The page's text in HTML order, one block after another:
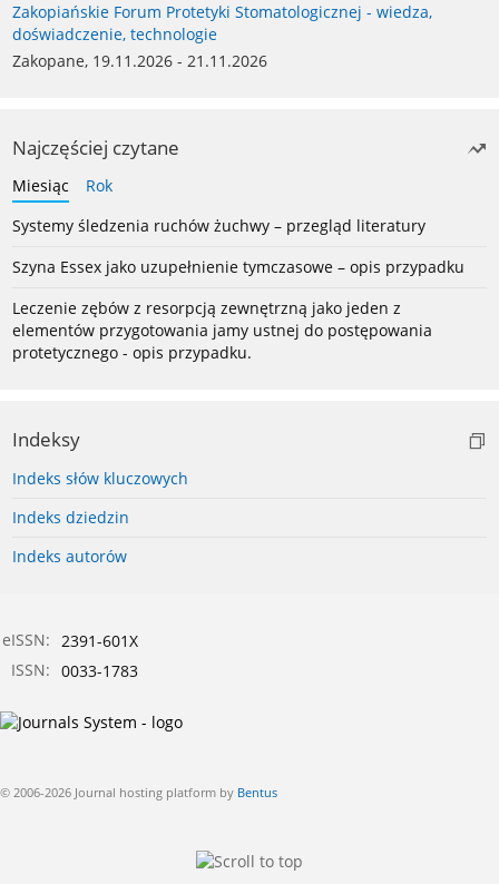
Zakopiańskie Forum Protetyki Stomatologicznej - wiedza,
doświadczenie, technologie
Zakopane, 19.11.2026 - 21.11.2026
Najczęściej czytane
Miesiąc
Rok
Systemy śledzenia ruchów żuchwy – przegląd literatury
Szyna Essex jako uzupełnienie tymczasowe – opis przypadku
Leczenie zębów z resorpcją zewnętrzną jako jeden z
elementów przygotowania jamy ustnej do postępowania
protetycznego - opis przypadku.
Indeksy
Indeks słów kluczowych
Indeks dziedzin
Indeks autorów
eISSN: 2391-601X
ISSN: 0033-1783
© 2006-2026 Journal hosting platform by Bentus